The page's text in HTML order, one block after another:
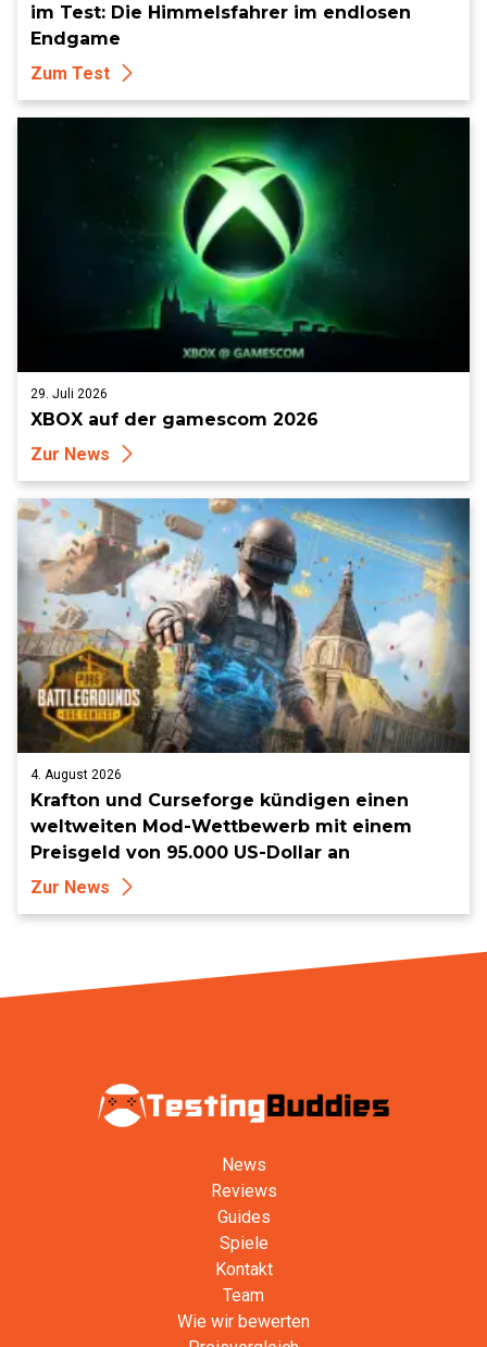
im Test: Die Himmelsfahrer im endlosen
Endgame
Zum Test
29. Juli 2026
XBOX auf der gamescom 2026
Zur News
4. August 2026
Krafton und Curseforge kündigen einen
weltweiten Mod-Wettbewerb mit einem
Preisgeld von 95.000 US-Dollar an
Zur News
News
Reviews
Guides
Spiele
Kontakt
Team
Wie wir bewerten